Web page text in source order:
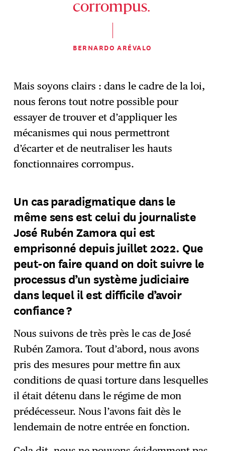
corrompus.
BERNARDO ARÉVALO
Mais soyons clairs : dans le cadre de la loi,
nous ferons tout notre possible pour
essayer de trouver et d’appliquer les
mécanismes qui nous permettront
d’écarter et de neutraliser les hauts
fonctionnaires corrompus.
Un cas paradigmatique dans le
même sens est celui du journaliste
José Rubén Zamora qui est
emprisonné depuis juillet 2022. Que
peut-on faire quand on doit suivre le
processus d’un système judiciaire
dans lequel il est difficile d’avoir
confiance ?
Nous suivons de très près le cas de José
Rubén Zamora. Tout d’abord, nous avons
pris des mesures pour mettre fin aux
conditions de quasi torture dans lesquelles
il était détenu dans le régime de mon
prédécesseur. Nous l’avons fait dès le
lendemain de notre entrée en fonction.